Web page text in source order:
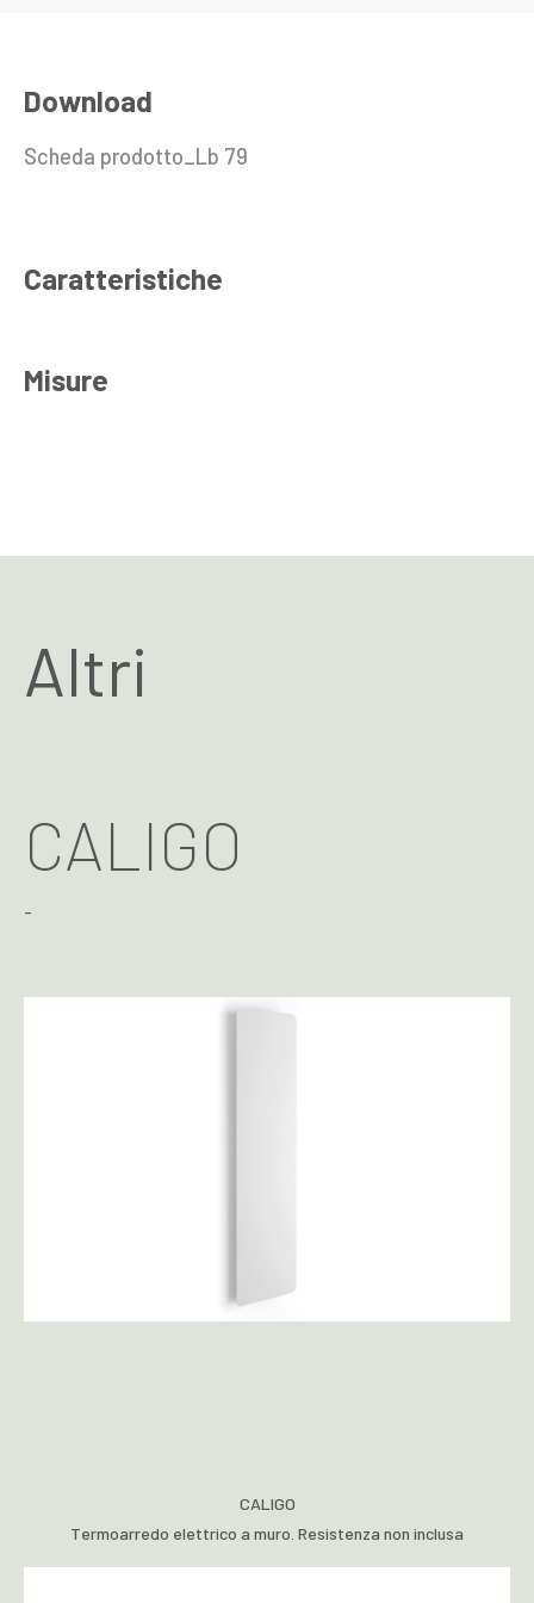
Download
Scheda prodotto_Lb 79
Caratteristiche
Misure
Altri
CALIGO
-
CALIGO
Termoarredo elettrico a muro. Resistenza non inclusa